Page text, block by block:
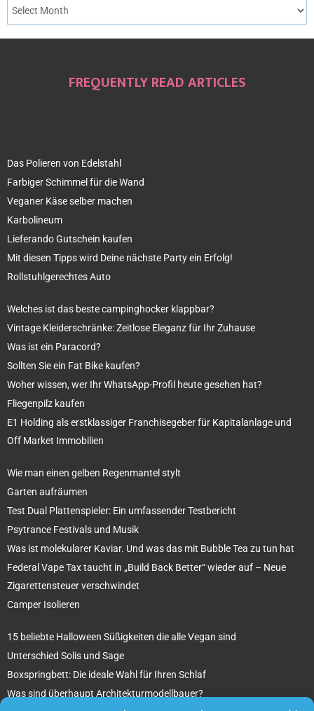
FREQUENTLY READ ARTICLES
Das Polieren von Edelstahl
Farbiger Schimmel für die Wand
Veganer Käse selber machen
Karbolineum
Lieferando Gutschein kaufen
Mit diesen Tipps wird Deine nächste Party ein Erfolg!
Rollstuhlgerechtes Auto
Welches ist das beste campinghocker klappbar?
Vintage Kleiderschränke: Zeitlose Eleganz für Ihr Zuhause
Was ist ein Paracord?
Sollten Sie ein Fat Bike kaufen?
Woher wissen, wer Ihr WhatsApp-Profil heute gesehen hat?
Fliegenpilz kaufen
E1 Holding als erstklassiger Franchisegeber für Kapitalanlage und
Off Market Immobilien
Wie man einen gelben Regenmantel stylt
Garten aufräumen
Test Dual Plattenspieler: Ein umfassender Testbericht
Psytrance Festivals und Musik
Was ist molekularer Kaviar. Und was das mit Bubble Tea zu tun hat
Federal Vape Tax taucht in „Build Back Better“ wieder auf – Neue
Zigarettensteuer verschwindet
Camper Isolieren
15 beliebte Halloween Süßigkeiten die alle Vegan sind
Unterschied Solis und Sage
Boxspringbett: Die ideale Wahl für Ihren Schlaf
Was sind überhaupt Architekturmodellbauer?